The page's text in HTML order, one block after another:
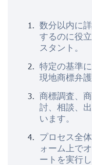
数分以内に
するのに役
スタント。
特定の基準
現地商標弁
商標調査、
討、相談、
います。
プロセス全
ォーム上で
ートを実行し